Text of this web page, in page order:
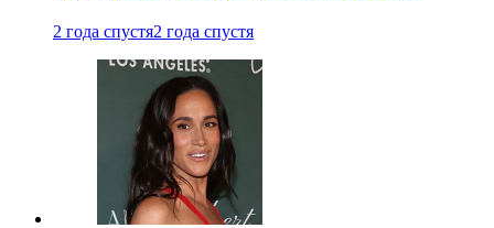
2 года спустя2 года спустя